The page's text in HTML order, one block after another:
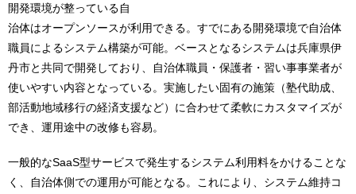
開発環境が整っている自
治体はオープンソースが利用できる。すでにある開発環境で自治体
職員によるシステム構築が可能。ベースとなるシステムは兵庫県伊
丹市と共同で開発しており、自治体職員・保護者・習い事事業者が
使いやすい内容となっている。実施したい固有の施策（塾代助成、
部活動地域移行の経済支援など）に合わせて柔軟にカスタマイズが
でき、運用途中の改修も容易。
一般的なSaaS型サービスで発生するシステム利用料をかけることな
く、自治体側での運用が可能となる。これにより、システム維持コ